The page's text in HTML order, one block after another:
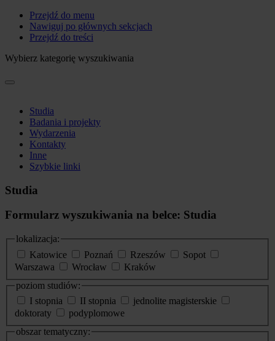
Przejdź do menu
Nawiguj po głównych sekcjach
Przejdź do treści
Wybierz kategorię wyszukiwania
Studia
Badania i projekty
Wydarzenia
Kontakty
Inne
Szybkie linki
Studia
Formularz wyszukiwania na belce: Studia
lokalizacja:
Katowice
Poznań Rzeszów
Sopot
Warszawa
Wrocław
Kraków
poziom studiów:
I stopnia
II stopnia
jednolite magisterskie
doktoraty
podyplomowe
obszar tematyczny: